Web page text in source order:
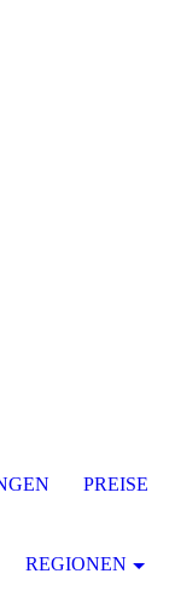
PREISE
REGIONEN